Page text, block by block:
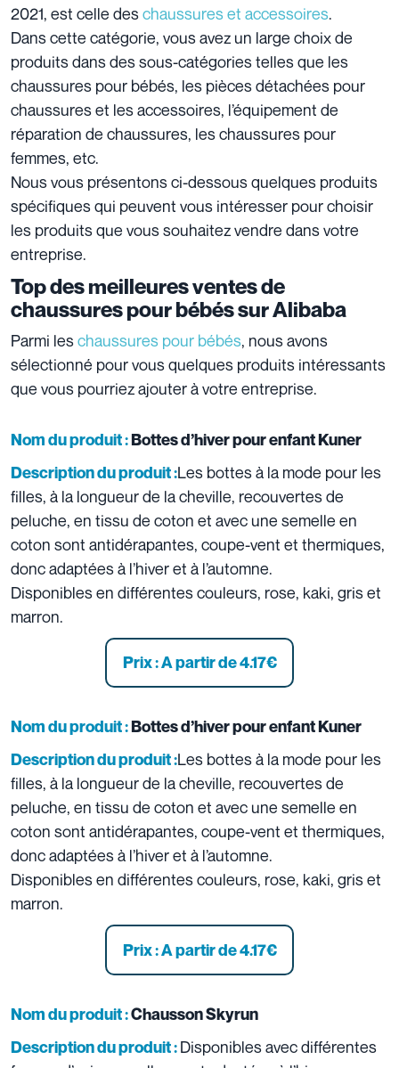
2021, est celle deschaussures et accessoires.
Dans cette catégorie, vous avez un large choix de
produits dans des sous-catégories telles que les
chaussures pour bébés, les pièces détachées pour
chaussures et les accessoires, l’équipement de
réparation de chaussures, les chaussures pour
femmes, etc.
Nous vous présentons ci-dessous quelques produits
spécifiques qui peuvent vous intéresser pour choisir
les produits que vous souhaitez vendre dans votre
entreprise.
Top des meilleures ventes de
chaussures pour bébés sur Alibaba
Parmi leschaussures pour bébés, nous avons
sélectionné pour vous quelques produits intéressants
que vous pourriez ajouter à votre entreprise.
Nom du produit :Bottes d’hiver pour enfant Kuner
Description du produit :Les bottes à la mode pour les
filles, à la longueur de la cheville, recouvertes de
peluche, en tissu de coton et avec une semelle en
coton sont antidérapantes, coupe-vent et thermiques,
donc adaptées à l’hiver et à l’automne.
Disponibles en différentes couleurs, rose, kaki, gris et
marron.
Prix : A partir de 4.17€
Nom du produit :Bottes d’hiver pour enfant Kuner
Description du produit :Les bottes à la mode pour les
filles, à la longueur de la cheville, recouvertes de
peluche, en tissu de coton et avec une semelle en
coton sont antidérapantes, coupe-vent et thermiques,
donc adaptées à l’hiver et à l’automne.
Disponibles en différentes couleurs, rose, kaki, gris et
marron.
Prix : A partir de 4.17€
Nom du produit :Chausson Skyrun
Description du produit :Disponibles avec différentes